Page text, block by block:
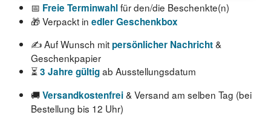
📅 Freie Terminwahlfür den/die Beschenkte(n)
🎁 Verpackt in edler Geschenkbox
✍️ Auf Wunsch mitpersönlicher Nachricht&
Geschenkpapier
⏳3 Jahre gültigab Ausstellungsdatum
🚚Versandkostenfrei& Versand am selben Tag (bei
Bestellung bis 12 Uhr)